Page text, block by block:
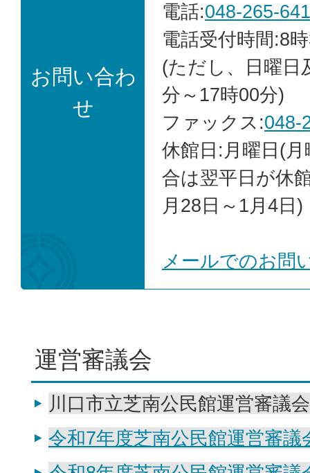
お問い合わ
せ
電話:048-265-
電話受付時間:8
(ただし、日曜日
分～17時00分)
ファックス:048-
休館日:月曜日(
合は翌平日が休
月28日～1月4日)
メールでのお問
運営審議会
川口市立芝南公民館運営審議会
令和7年度芝南公民館運営審議